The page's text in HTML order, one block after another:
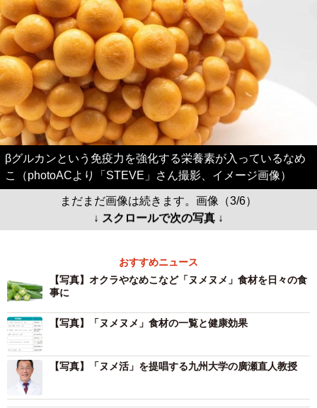
βグルカンという免疫⼒を強化する栄養素が入っているなめ
こ（photoACより「STEVE」さん撮影、イメージ画像）
まだまだ画像は続きます。画像（3/6）
↓ スクロールで次の写真 ↓
おすすめニュース
【写真】オクラやなめこなど「ヌメヌメ」食材を日々の食
事に
【写真】「ヌメヌメ」食材の一覧と健康効果
【写真】「ヌメ活」を提唱する九州大学の廣瀬直人教授